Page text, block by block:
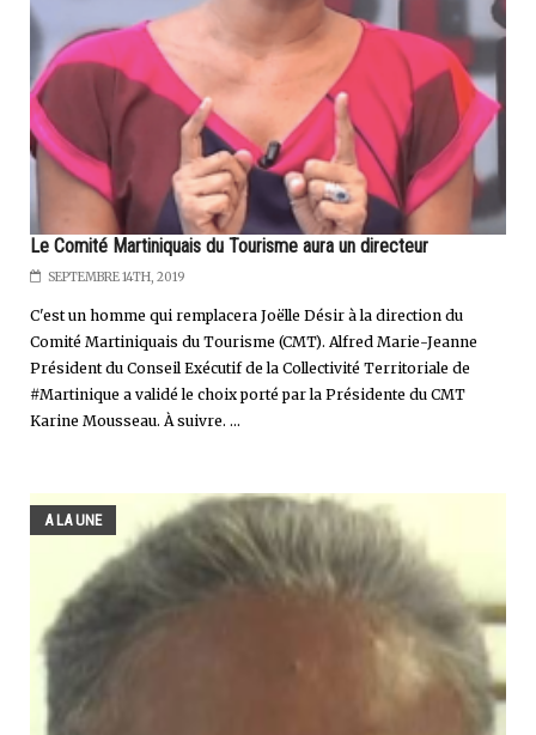
Le Comité Martiniquais du Tourisme aura un directeur
SEPTEMBRE 14TH, 2019
C'est un homme qui remplacera Joëlle Désir à la direction du
Comité Martiniquais du Tourisme (CMT). Alfred Marie-Jeanne
Président du Conseil Exécutif de la Collectivité Territoriale de
#Martinique a validé le choix porté par la Présidente du CMT
Karine Mousseau. À suivre. ...
A LA UNE